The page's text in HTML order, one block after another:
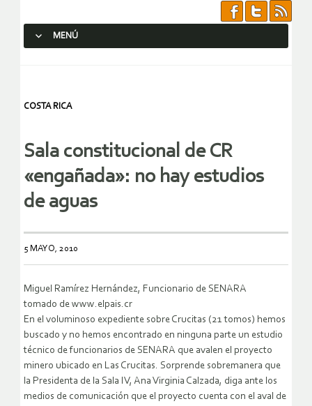
MENÚ
COSTA RICA
Sala constitucional de CR
«engañada»: no hay estudios
de aguas
5 MAYO, 2010
Miguel Ramírez Hernández, Funcionario de SENARA
tomado de www.elpais.cr
En el voluminoso expediente sobre Crucitas (21 tomos) hemos
buscado y no hemos encontrado en ninguna parte un estudio
técnico de funcionarios de SENARA que avalen el proyecto
minero ubicado en Las Crucitas. Sorprende sobremanera que
la Presidenta de la Sala IV, Ana Virginia Calzada, diga ante los
medios de comunicación que el proyecto cuenta con el aval de